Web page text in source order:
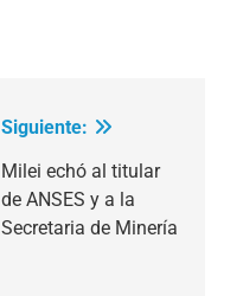
Siguiente:
Milei echó al titular
de ANSES y a la
Secretaria de Minería